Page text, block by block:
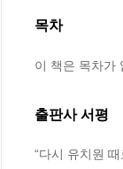
목차
이 책은 목차가
출판사 서평
“다시 유치원